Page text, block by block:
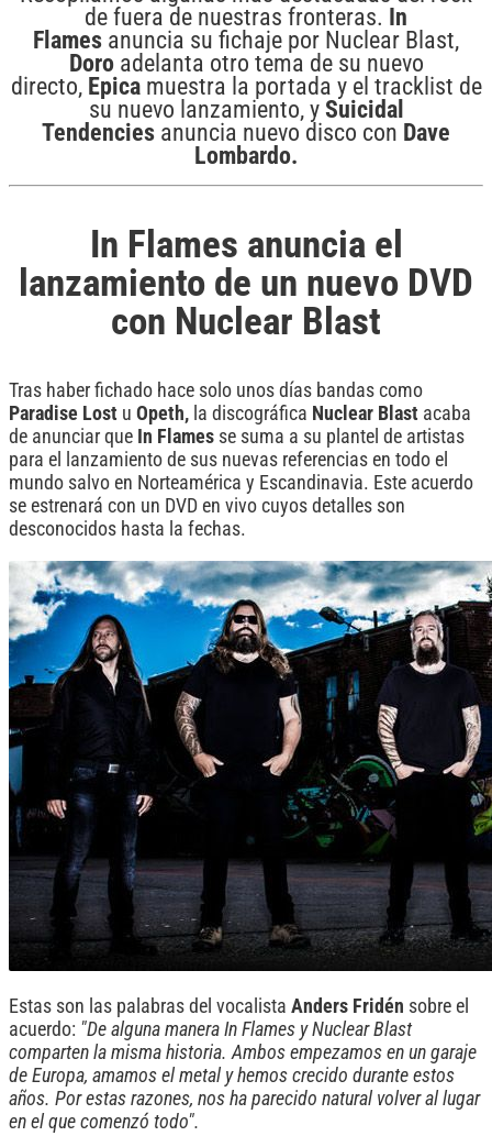
de fuera de nuestras fronteras. In
Flames anuncia su fichaje por Nuclear Blast,
Doroadelanta otro tema de su nuevo
directo, Epica muestra la portada y el tracklist de
su nuevo lanzamiento, y Suicidal
Tendencies anuncia nuevo disco con Dave
Lombardo.
In Flames anuncia el
lanzamiento de un nuevo DVD
con Nuclear Blast
Tras haber fichado hace solo unos días bandas como
Paradise Lost u Opeth, la discográfica Nuclear Blast acaba
de anunciar que In Flames se suma a su plantel de artistas
para el lanzamiento de sus nuevas referencias en todo el
mundo salvo en Norteamérica y Escandinavia. Este acuerdo
se estrenará con un DVD en vivo cuyos detalles son
desconocidos hasta la fechas.
Estas son las palabras del vocalista Anders Fridén sobre el
acuerdo: "De alguna manera In Flames y Nuclear Blast
comparten la misma historia. Ambos empezamos en un garaje
de Europa, amamos el metal y hemos crecido durante estos
años. Por estas razones, nos ha parecido natural volver al lugar
en el que comenzó todo".